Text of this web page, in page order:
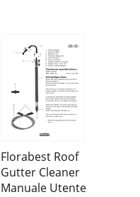
Florabest Roof
Gutter Cleaner
Manuale Utente